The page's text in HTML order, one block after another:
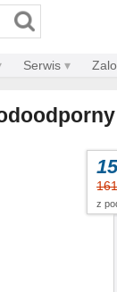
Serwis
z